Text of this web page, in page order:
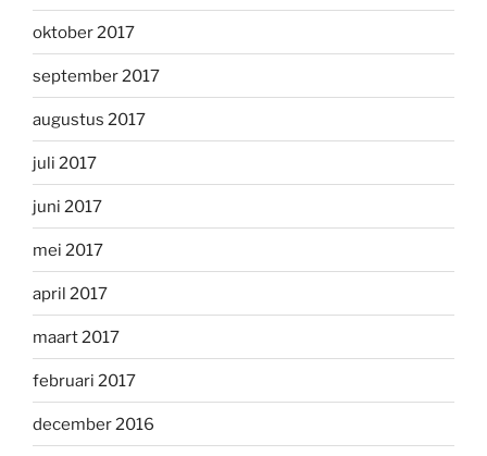
oktober 2017
september 2017
augustus 2017
juli 2017
juni 2017
mei 2017
april 2017
maart 2017
februari 2017
december 2016